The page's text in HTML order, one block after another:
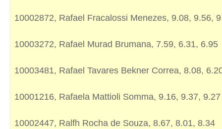
10002872, Rafael Fracalossi Menezes, 9.08, 9.56,
10003272, Rafael Murad Brumana, 7.59, 6.31, 6.95
10003481, Rafael Tavares Bekner Correa, 8.08,
10001216, Rafaela Mattioli Somma, 9.16, 9.37, 9.27
10002447, Ralfh Rocha de Souza, 8.67, 8.01, 8.34